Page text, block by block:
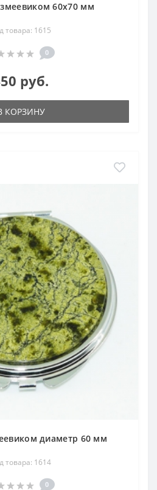
60х70 мм
товара: 1615
0
руб.
КОРЗИНУ
диаметр 60 мм
товара: 1614
0